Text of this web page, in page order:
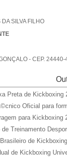
FILHO
- CEP.
Preta de Kickboxing
Oficial para
para Kickboxing
Treinamento
de
de Kickboxing